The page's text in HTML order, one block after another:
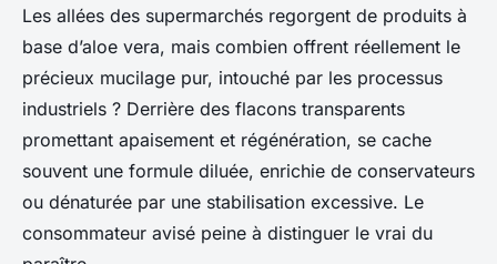
Les allées des supermarchés regorgent de produits à
base d’aloe vera, mais combien offrent réellement le
précieux mucilage pur, intouché par les processus
industriels ? Derrière des flacons transparents
promettant apaisement et régénération, se cache
souvent une formule diluée, enrichie de conservateurs
ou dénaturée par une stabilisation excessive. Le
consommateur avisé peine à distinguer le vrai du